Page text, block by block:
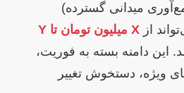
میدانی گسترده)
از
X میلیون تومان تا Y
این دامنه بسته به فوریت،
ویژه، دستخوش تغییر